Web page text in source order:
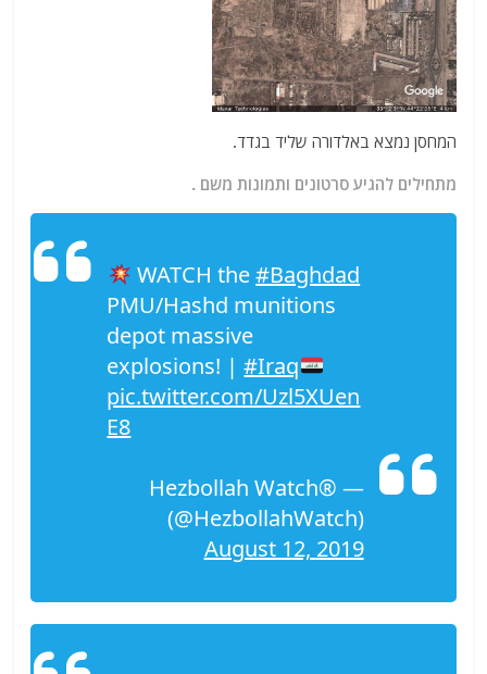
המחסן נמצא באלדורה שליד בגדד.
מתחילים להגיע סרטונים ותמונות משם .
WATCH the#Baghdad
PMU/Hashd munitions
depot massive
explosions! |#Iraq
pic.twitter.com/Uzl5XUen
E8
— Hezbollah Watch®
(@HezbollahWatch)
August 12, 2019